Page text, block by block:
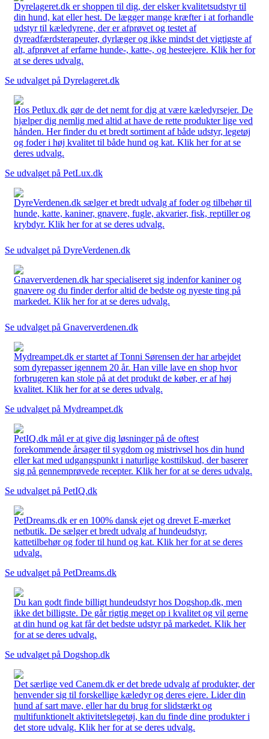
Dyrelageret.dk er shoppen til dig, der elsker kvalitetsudstyr til
din hund, kat eller hest. De lægger mange kræfter i at forhandle
udstyr til kæledyrene, der er afprøvet og testet af
dyreadfærdsterapeuter, dyrlæger og ikke mindst det vigtigste af
alt, afprøvet af erfarne hunde-, katte-, og hesteejere. Klik her for
at se deres udvalg.
Se udvalget på Dyrelageret.dk
Hos Petlux.dk gør de det nemt for dig at være kæledyrsejer. De
hjælper dig nemlig med altid at have de rette produkter lige ved
hånden. Her finder du et bredt sortiment af både udstyr, legetøj
og foder i høj kvalitet til både hund og kat. Klik her for at se
deres udvalg.
Se udvalget på PetLux.dk
DyreVerdenen.dk sælger et bredt udvalg af foder og tilbehør til
hunde, katte, kaniner, gnavere, fugle, akvarier, fisk, reptiller og
krybdyr. Klik her for at se deres udvalg.
Se udvalget på DyreVerdenen.dk
Gnaververdenen.dk har specialiseret sig indenfor kaniner og
gnavere og du finder derfor altid de bedste og nyeste ting på
markedet. Klik her for at se deres udvalg.
Se udvalget på Gnaververdenen.dk
Mydreampet.dk er startet af Tonni Sørensen der har arbejdet
som dyrepasser igennem 20 år. Han ville lave en shop hvor
forbrugeren kan stole på at det produkt de køber, er af høj
kvalitet. Klik her for at se deres udvalg.
Se udvalget på Mydreampet.dk
PetIQ.dk mål er at give dig løsninger på de oftest
forekommende årsager til sygdom og mistrivsel hos din hund
eller kat med udgangspunkt i naturlige kosttilskud, der baserer
sig på gennemprøvede recepter. Klik her for at se deres udvalg.
Se udvalget på PetIQ.dk
PetDreams.dk er en 100% dansk ejet og drevet E-mærket
netbutik. De sælger et bredt udvalg af hundeudstyr,
kattetilbehør og foder til hund og kat. Klik her for at se deres
udvalg.
Se udvalget på PetDreams.dk
Du kan godt finde billigt hundeudstyr hos Dogshop.dk, men
ikke det billigste. De går rigtig meget op i kvalitet og vil gerne
at din hund og kat får det bedste udstyr på markedet. Klik her
for at se deres udvalg.
Se udvalget på Dogshop.dk
Det særlige ved Canem.dk er det brede udvalg af produkter, der
henvender sig til forskellige kæledyr og deres ejere. Lider din
hund af sart mave, eller har du brug for slidstærkt og
multifunktionelt aktivitetslegetøj, kan du finde dine produkter i
det store udvalg. Klik her for at se deres udvalg.